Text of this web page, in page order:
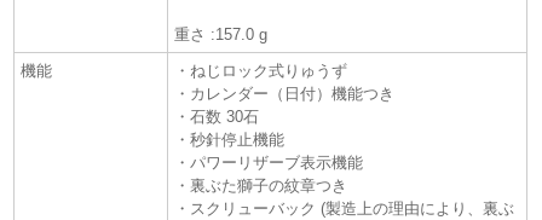
重さ :157.0 g
機能
・ねじロック式りゅうず
・カレンダー（日付）機能つき
・石数 30石
・秒針停止機能
・パワーリザーブ表示機能
・裏ぶた獅子の紋章つき
・スクリューバック (製造上の理由により、裏ぶ